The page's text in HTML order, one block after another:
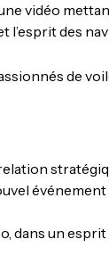
vidéo
des
de
événement
dans un